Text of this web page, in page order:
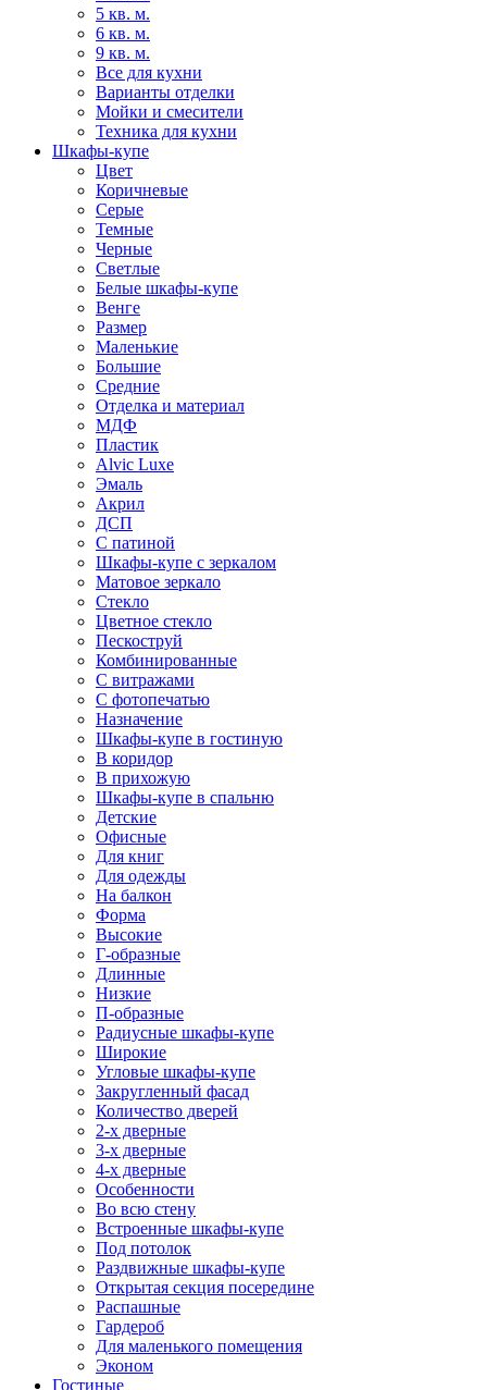
5 кв. м.
6 кв. м.
9 кв. м.
Все для кухни
Варианты отделки
Мойки и смесители
Техника для кухни
Шкафы-купе
Цвет
Коричневые
Серые
Темные
Черные
Светлые
Белые шкафы-купе
Венге
Размер
Маленькие
Большие
Средние
Отделка и материал
МДФ
Пластик
Alvic Luxe
Эмаль
Акрил
ДСП
С патиной
Шкафы-купе с зеркалом
Матовое зеркало
Стекло
Цветное стекло
Пескоструй
Комбинированные
С витражами
С фотопечатью
Назначение
Шкафы-купе в гостиную
В коридор
В прихожую
Шкафы-купе в спальню
Детские
Офисные
Для книг
Для одежды
На балкон
Форма
Высокие
Г-образные
Длинные
Низкие
П-образные
Радиусные шкафы-купе
Широкие
Угловые шкафы-купе
Закругленный фасад
Количество дверей
2-х дверные
3-х дверные
4-х дверные
Особенности
Во всю стену
Встроенные шкафы-купе
Под потолок
Раздвижные шкафы-купе
Открытая секция посередине
Распашные
Гардероб
Для маленького помещения
Эконом
Гостиные